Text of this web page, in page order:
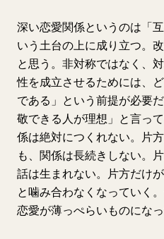
深い恋愛関係というのは「
いう土台の上に成り立つ。
と思う。非対称ではなく、
性を成立させるためには、
である」という前提が必要
敬できる人が理想」と言っ
係は絶対につくれない。片
も、関係は長続きしない。
話は生まれない。片方だけ
と噛み合わなくなっていく
恋愛が薄っぺらいものになっ